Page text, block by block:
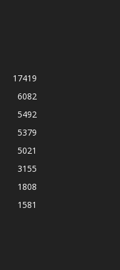
17419
6082
5492
5379
5021
3155
1808
1581